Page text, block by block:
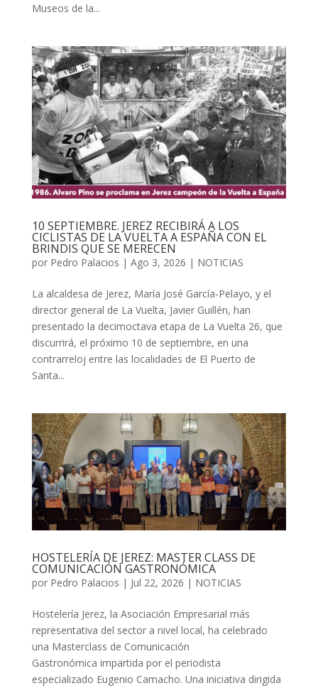
Museos de la...
10 SEPTIEMBRE. JEREZ RECIBIRÁ A LOS
CICLISTAS DE LA VUELTA A ESPAÑA CON EL
BRINDIS QUE SE MERECEN
por Pedro Palacios | Ago 3, 2026 | NOTICIAS
La alcaldesa de Jerez, María José García-Pelayo, y el
director general de La Vuelta, Javier Guillén, han
presentado la decimoctava etapa de La Vuelta 26, que
discurrirá, el próximo 10 de septiembre, en una
contrarreloj entre las localidades de El Puerto de
Santa...
HOSTELERÍA DE JEREZ: MASTER CLASS DE
COMUNICACIÓN GASTRONÓMICA
por Pedro Palacios | Jul 22, 2026 | NOTICIAS
Hostelería Jerez, la Asociación Empresarial más
representativa del sector a nivel local, ha celebrado
una Masterclass de Comunicación
Gastronómica impartida por el periodista
especializado Eugenio Camacho. Una iniciativa dirigida